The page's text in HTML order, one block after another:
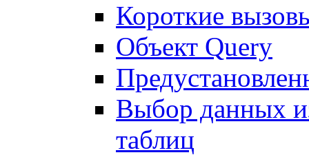
Короткие
Объект Query
Выбор данных
таблиц